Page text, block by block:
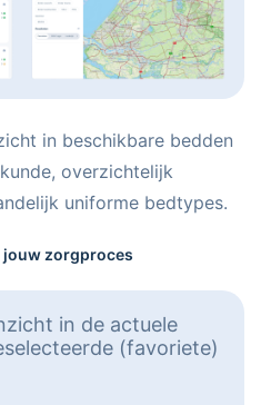
in beschikbare bedden
overzichtelijk
uniforme bedtypes.
jouw zorgproces
in de actuele
(favoriete)